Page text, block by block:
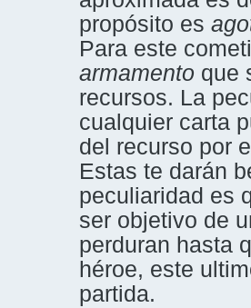
propósito es
Para este
armamento que
recursos. La
cualquier carta
del recurso por
Estas te darán
peculiaridad es
ser objetivo de
perduran hasta
héroe, este
partida.